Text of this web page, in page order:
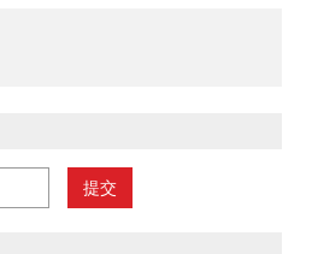
提交